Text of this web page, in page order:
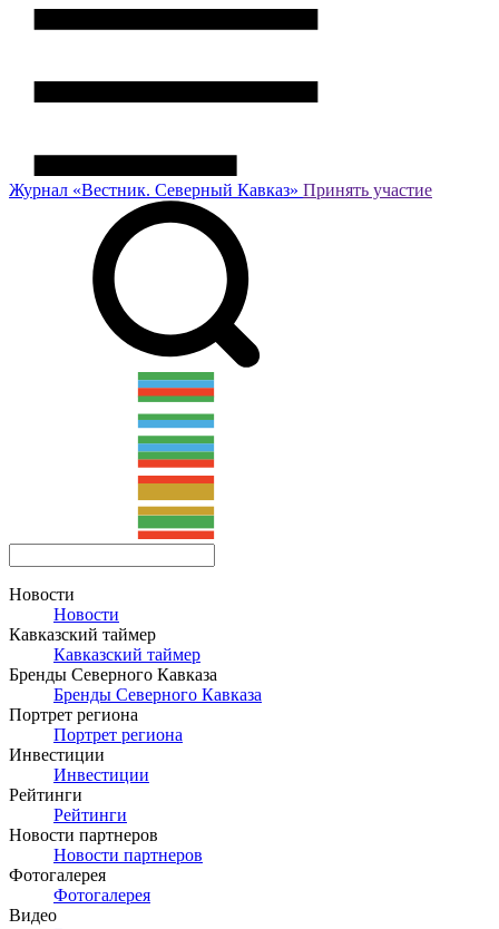
Журнал «Вестник. Северный Кавказ» Принять участие
Новости
Новости
Кавказский таймер
Кавказский таймер
Бренды Северного Кавказа
Бренды Северного Кавказа
Портрет региона
Портрет региона
Инвестиции
Инвестиции
Рейтинги
Рейтинги
Новости партнеров
Новости партнеров
Фотогалерея
Фотогалерея
Видео